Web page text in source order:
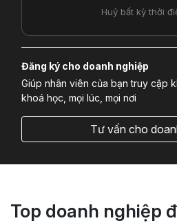
Huỷ bất kỳ thời
Đăng ký cho doanh nghiệp
Giúp nhân viên của bạn truy cập
khoá học, mọi lúc, mọi nơi
Tư vấn cho
Top doanh nghiệp